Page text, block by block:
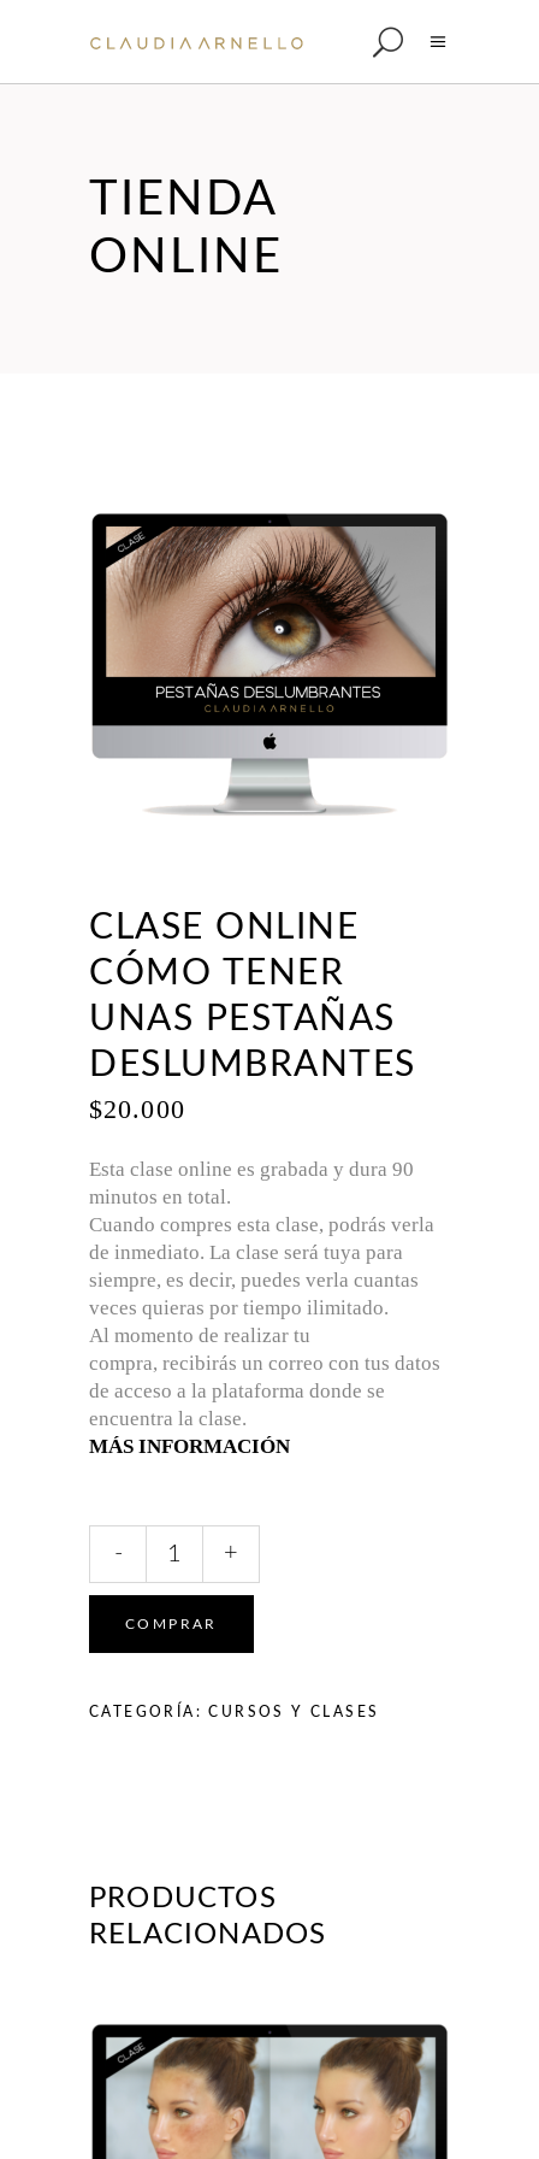
TIENDA
ONLINE
CLASE ONLINE
CÓMO TENER
UNAS PESTAÑAS
DESLUMBRANTES
$20.000
Esta clase online es grabada y dura 90
minutos en total.
Cuando compres esta clase, podrás verla
de inmediato. La clase será tuya para
siempre, es decir, puedes verla cuantas
veces quieras por tiempo ilimitado.
Al momento de realizar tu
compra, recibirás un correo con tus datos
de acceso a la plataforma donde se
encuentra la clase.
MÁS INFORMACIÓN
Cómo
Tener
unas
Deslumbrantes
- +
COMPRAR
CATEGORÍA:CURSOS Y CLASES
PRODUCTOS
RELACIONADOS